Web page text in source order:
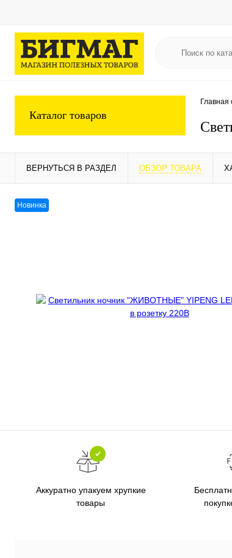
Каталог товаров
Главная
ВЕРНУТЬСЯ В РАЗДЕЛ ОБЗОР ТОВАРА
Новинка
Аккуратно упакуем хрупкие
товары